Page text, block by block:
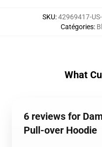
SKU:42969417-
Catégories:
What
6 reviews for
Pull-over Hoodie